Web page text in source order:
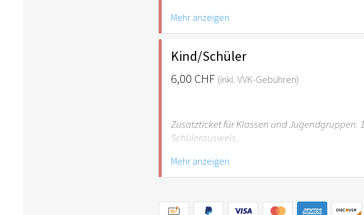
Hinweis: Für Kinder unter 6 Jahren ist der
empfehlenswert.
Mehr anzeigen
Kind/Schüler
6,00 CHF (inkl. VVK-Gebühren)
Zusatzticket für Klassen und Jugendgruppen.
Schülerausweis.
Hinweis: Für Kinder unter 6 Jahren ist der
empfehlenswert.
Mehr anzeigen